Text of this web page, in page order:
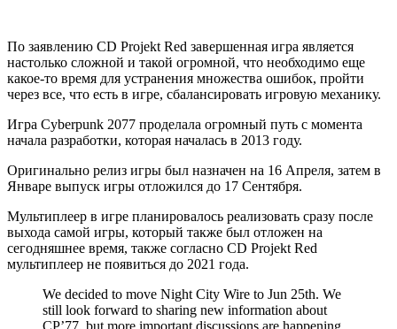
По заявлению CD Projekt Red завершенная игра является
настолько сложной и такой огромной, что необходимо еще
какое-то время для устранения множества ошибок, пройти
через все, что есть в игре, сбалансировать игровую механику.
Игра Cyberpunk 2077 проделала огромный путь с момента
начала разработки, которая началась в 2013 году.
Оригинально релиз игры был назначен на 16 Апреля, затем в
Январе выпуск игры отложился до 17 Сентября.
Мультиплеер в игре планировалось реализовать сразу после
выхода самой игры, который также был отложен на
сегодняшнее время, также согласно CD Projekt Red
мультиплеер не появиться до 2021 года.
We decided to move Night City Wire to Jun 25th. We
still look forward to sharing new information about
CP’77, but more important discussions are happening